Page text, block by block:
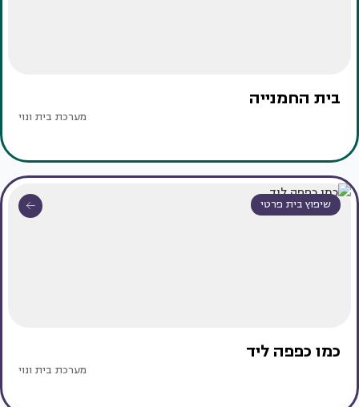
בית החמנייה
מערכת בית ונוי
שיפוץ בית פרטי
כמו כפפה ליד
מערכת בית ונוי